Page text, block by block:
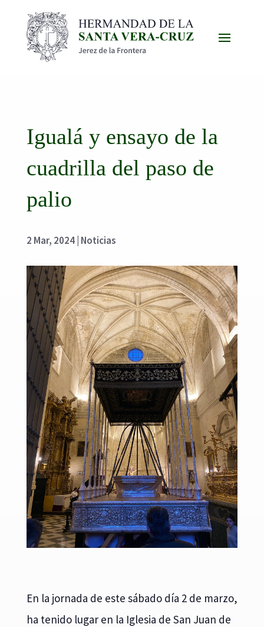
Igualá y ensayo de la
cuadrilla del paso de
palio
2 Mar, 2024| Noticias
En la jornada de este sábado día 2 de marzo,
ha tenido lugar en la Iglesia de San Juan de